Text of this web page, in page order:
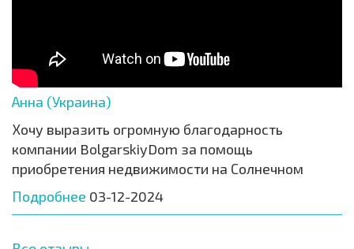
Анна (Украина)
Хочу выразить огромную благодарность
компании BolgarskiyDom за помощь
приобретения недвижимости на Солнечном
Подробнее 03-12-2024